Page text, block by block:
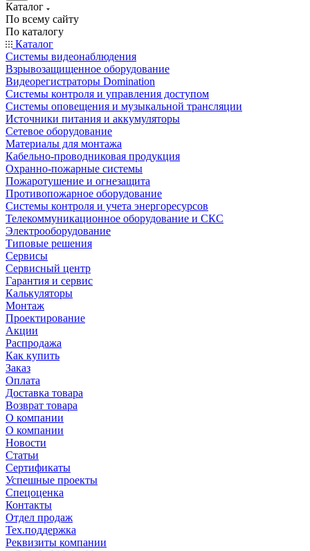
Каталог
По всему сайту
По каталогу
Каталог
Системы видеонаблюдения
Взрывозащищенное оборудование
Видеорегистраторы Domination
Системы контроля и управления доступом
Системы оповещения и музыкальной трансляции
Источники питания и аккумуляторы
Сетевое оборудование
Материалы для монтажа
Кабельно-проводниковая продукция
Охранно-пожарные системы
Пожаротушение и огнезащита
Противопожарное оборудование
Системы контроля и учета энергоресурсов
Телекоммуникационное оборудование и СКС
Электрооборудование
Типовые решения
Сервисы
Сервисный центр
Гарантия и сервис
Калькуляторы
Монтаж
Проектирование
Акции
Распродажа
Как купить
Заказ
Оплата
Доставка товара
Возврат товара
О компании
О компании
Новости
Статьи
Сертификаты
Успешные проекты
Спецоценка
Контакты
Отдел продаж
Тех.поддержка
Реквизиты компании